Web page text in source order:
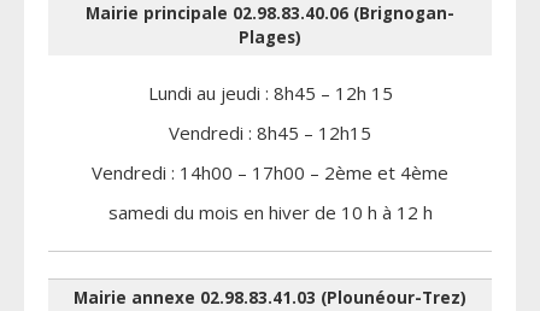
Mairie principale 02.98.83.40.06 (Brignogan-
Plages)
Lundi au jeudi : 8h45 – 12h 15
Vendredi : 8h45 – 12h15
Vendredi : 14h00 – 17h00 – 2ème et 4ème
samedi du mois en hiver de 10 h à 12 h
Mairie annexe 02.98.83.41.03 (Plounéour-Trez)